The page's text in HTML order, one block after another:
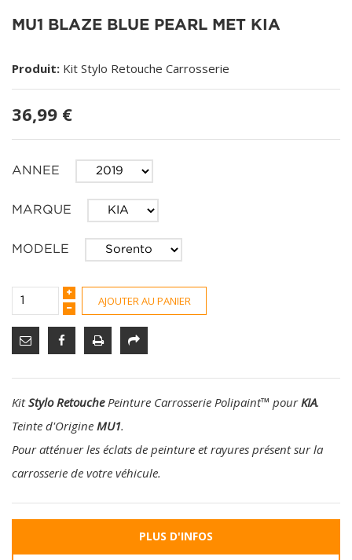
MU1 BLAZE BLUE PEARL MET KIA
Produit: Kit Stylo Retouche Carrosserie
36,99 €
ANNEE
MARQUE
MODELE
AJOUTER AU PANIER
KitStylo RetouchePeinture Carrosserie Polipaint™ pourKIA.
Teinte d'Origine MU1.
Pour atténuer les éclats de peinture et rayures présent sur la
carrosserie de votre véhicule.
PLUS D'INFOS